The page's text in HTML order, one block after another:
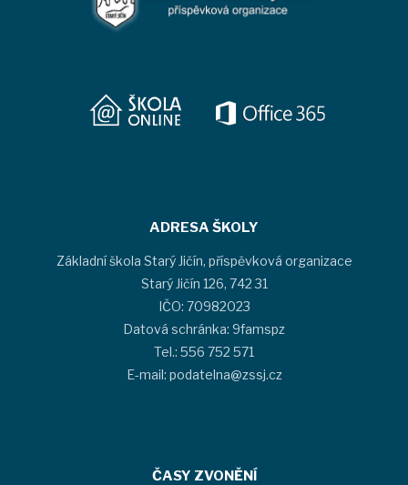
ADRESA ŠKOLY
Základní škola Starý Jičín, příspěvková organizace
Starý Jičín 126, 742 31
IČO: 70982023
Datová schránka: 9famspz
Tel.: 556 752 571
E-mail: podatelna@zssj.cz
ČASY ZVONĚNÍ